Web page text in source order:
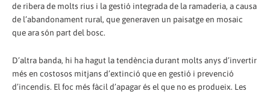
de ribera de molts rius i la gestió integrada de la ramaderia, a causa
de l’abandonament rural, que generaven un paisatge en mosaic
que ara són part del bosc.
D’altra banda, hi ha hagut la tendència durant molts anys d’invertir
més en costosos mitjans d’extinció que en gestió i prevenció
d’incendis. El foc més fàcil d’apagar és el que no es produeix. Les